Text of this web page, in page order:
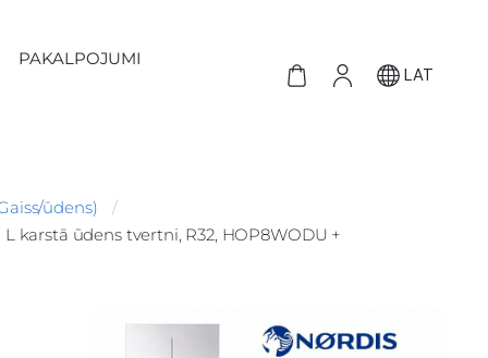
PAKALPOJUMI
LAT
ūdens)
karstā ūdens tvertni, R32, HOP8WODU +